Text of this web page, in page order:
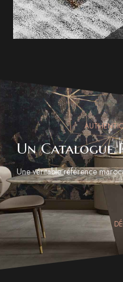
Un Catalogue
Une véritable référence